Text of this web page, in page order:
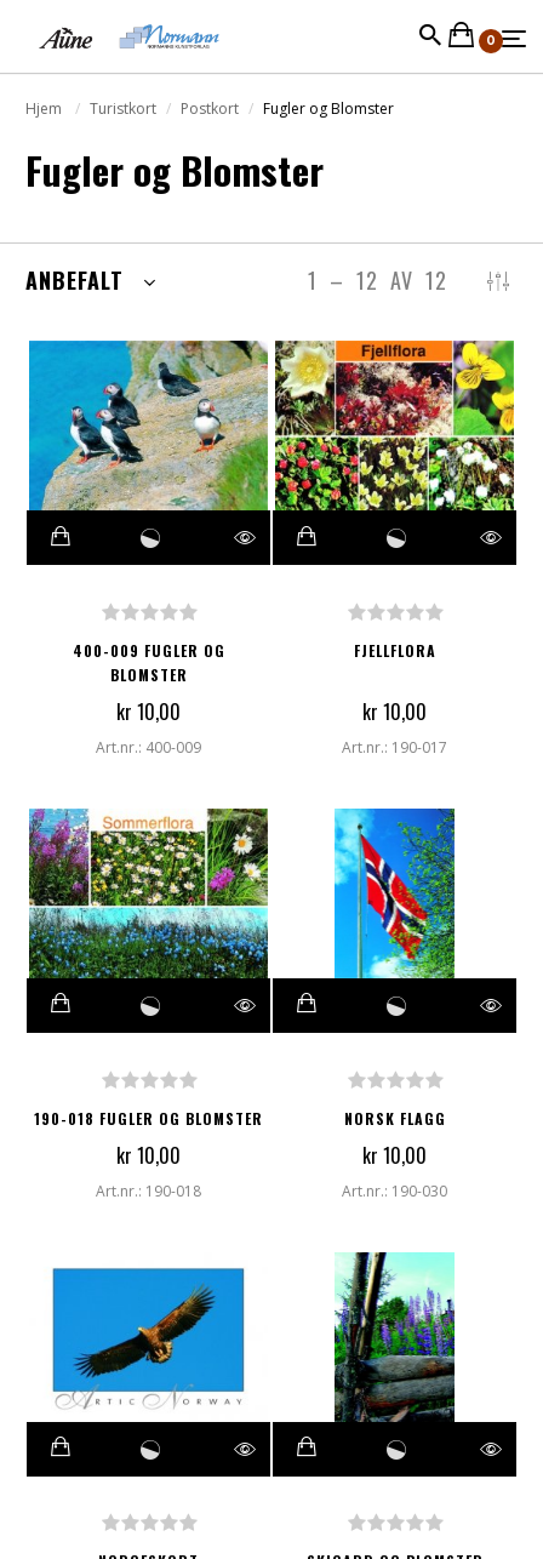
0
Hjem Turistkort Postkort Fugler og Blomster
Fugler og Blomster
1 – 12 AV 12
ANBEFALT
400-009 FUGLER OG
BLOMSTER
kr 10,00
Art.nr.: 400-009
FJELLFLORA
kr 10,00
Art.nr.: 190-017
190-018 FUGLER OG BLOMSTER
kr 10,00
Art.nr.: 190-018
NORSK FLAGG
kr 10,00
Art.nr.: 190-030